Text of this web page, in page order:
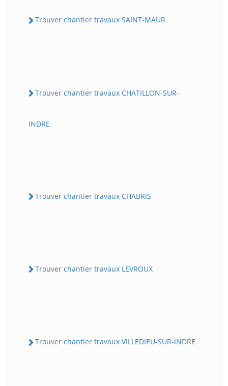
Trouver chantier travaux SAINT-MAUR
Trouver chantier travaux CHATILLON-SUR-
INDRE
Trouver chantier travaux CHABRIS
Trouver chantier travaux LEVROUX
Trouver chantier travaux VILLEDIEU-SUR-INDRE